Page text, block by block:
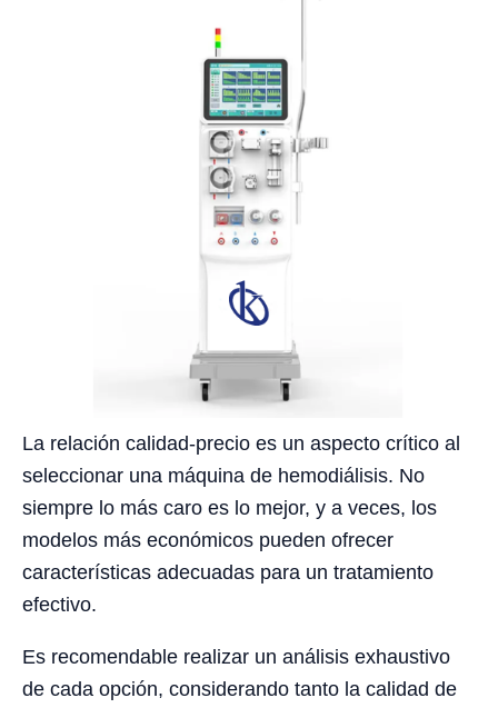
La relación calidad-precio es un aspecto crítico al
seleccionar una máquina de hemodiálisis. No
siempre lo más caro es lo mejor, y a veces, los
modelos más económicos pueden ofrecer
características adecuadas para un tratamiento
efectivo.
Es recomendable realizar un análisis exhaustivo
de cada opción, considerando tanto la calidad de